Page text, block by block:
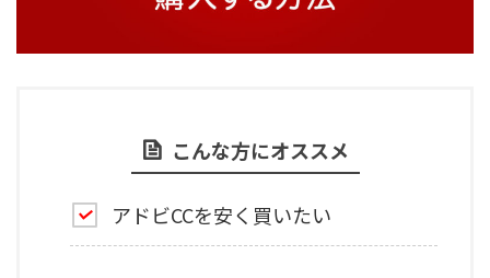
こんな方にオススメ
アドビCCを安く買いたい